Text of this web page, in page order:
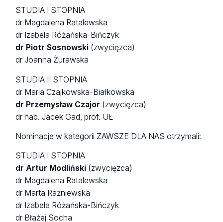
STUDIA I STOPNIA
dr Magdalena Ratalewska
dr Izabela Różańska-Bińczyk
dr Piotr Sosnowski (zwycięzca)
dr Joanna Żurawska
STUDIA II STOPNIA
dr Maria Czajkowska-Białkowska
dr Przemysław Czajor (zwycięzca)
dr hab. Jacek Gad, prof. UŁ
Nominacje w kategorii ZAWSZE DLA NAS otrzymali:
STUDIA I STOPNIA
dr Artur Modliński (zwycięzca)
dr Magdalena Ratalewska
dr Marta Raźniewska
dr Izabela Różańska-Bińczyk
dr Błażej Socha